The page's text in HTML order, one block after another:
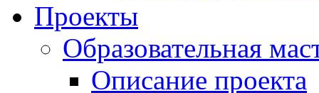
Проекты
Образовательная
Описание проекта